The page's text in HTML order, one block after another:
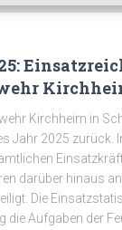
Kirchheim in
Jahr 2025 zurück.
darüber hinaus
Die
die Aufgaben der